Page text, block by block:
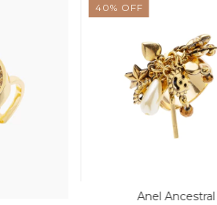
40% OFF
Anel Ancestral